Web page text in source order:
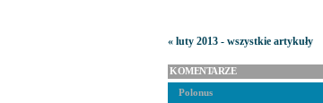
« luty 2013 - wszystkie artykuły
KOMENTARZE
Polonus